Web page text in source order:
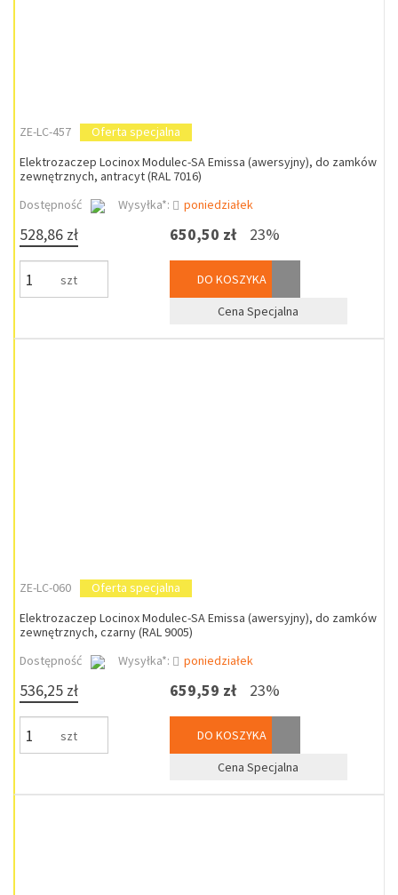
ZE-LC-457
Oferta specjalna
Elektrozaczep Locinox Modulec-SA Emissa (awersyjny), do zamków
zewnętrznych, antracyt (RAL 7016)
Dostępność
Wysyłka*: poniedziałek
528,86 zł
szt
650,50 zł 23%
DO KOSZYKA
Cena Specjalna
ZE-LC-060
Oferta specjalna
Elektrozaczep Locinox Modulec-SA Emissa (awersyjny), do zamków
zewnętrznych, czarny (RAL 9005)
Dostępność
Wysyłka*: poniedziałek
536,25 zł
szt
659,59 zł 23%
DO KOSZYKA
Cena Specjalna